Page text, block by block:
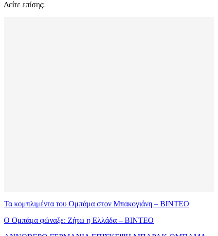
Δείτε επίσης:
Τα κομπλιμέντα του Ομπάμα στον Μπακογιάνη – ΒΙΝΤΕΟ
Ο Ομπάμα φώναξε: Ζήτω η Ελλάδα – ΒΙΝΤΕΟ